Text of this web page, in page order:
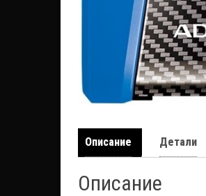
Описание Детали
Описание